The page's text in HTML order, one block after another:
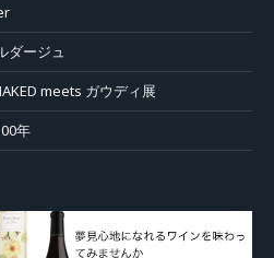
ダージュ
meets ガウディ展
年